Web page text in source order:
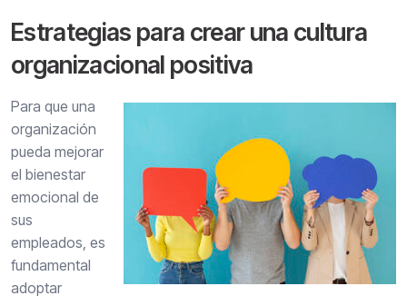
Estrategias para crear una cultura
organizacional positiva
Para que una
organización
pueda mejorar
el bienestar
emocional de
sus
empleados, es
fundamental
adoptar